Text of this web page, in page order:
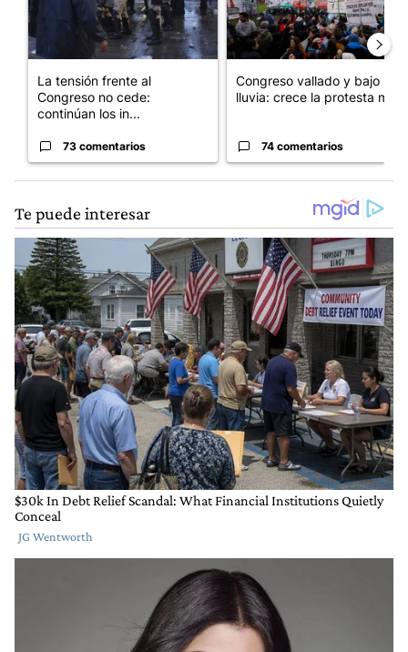
La tensión frente al
Congreso no cede:
continúan los in...
73 comentarios
Congreso vallado y bajo la
lluvia: crece la protesta mi...
74 comentarios